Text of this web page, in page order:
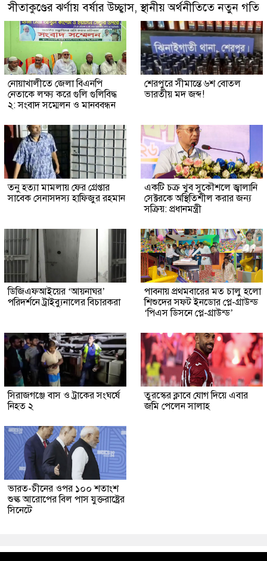
সীতাকুণ্ডের ঝর্ণায় বর্ষার উচ্ছ্বাস, স্থানীয় অর্থনীতিতে নতুন গতি
নোয়াখালীতে জেলা বিএনপি
নেতাকে লক্ষ্য করে গুলি গুলিবিদ্ধ
২: সংবাদ সম্মেলন ও মানববন্ধন
শেরপুরে সীমান্তে ৬শ বোতল
ভারতীয় মদ জব্দ!
তনু হত্যা মামলায় ফের গ্রেপ্তার
সাবেক সেনাসদস্য হাফিজুর রহমান
একটি চক্র খুব সুকৌশলে জ্বালানি
সেক্টরকে অস্থিতিশীল করার জন্য
সক্রিয়: প্রধানমন্ত্রী
ডিজিএফআইয়ের ‘আয়নাঘর’
পরিদর্শনে ট্রাইব্যুনালের বিচারকরা
পাবনায় প্রথমবারের মত চালু হলো
শিশুদের সফট ইনডোর প্লে-গ্রাউন্ড
‘পিএস ডিসনে প্লে-গ্রাউন্ড’
সিরাজগঞ্জে বাস ও ট্রাকের সংঘর্ষে
নিহত ২
তুরস্কের ক্লাবে যোগ দিয়ে এবার
জমি পেলেন সালাহ
ভারত-চীনের ওপর ১০০ শতাংশ
শুল্ক আরোপের বিল পাস যুক্তরাষ্ট্রের
সিনেটে